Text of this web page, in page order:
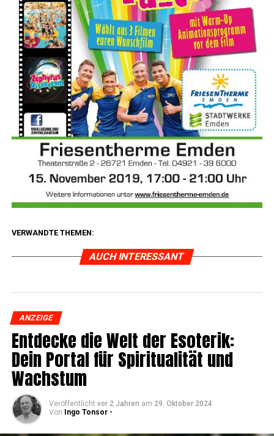
VERWANDTE THEMEN:
AUCH INTERESSANT
ANZEIGE
Ent­de­cke die Welt der Eso­te­rik:
Dein Por­tal für Spi­ri­tua­li­tät und
Wachstum
Veröffentlicht vor 2 Jahren am 29. Oktober 2024
Von
Ingo Tonsor -